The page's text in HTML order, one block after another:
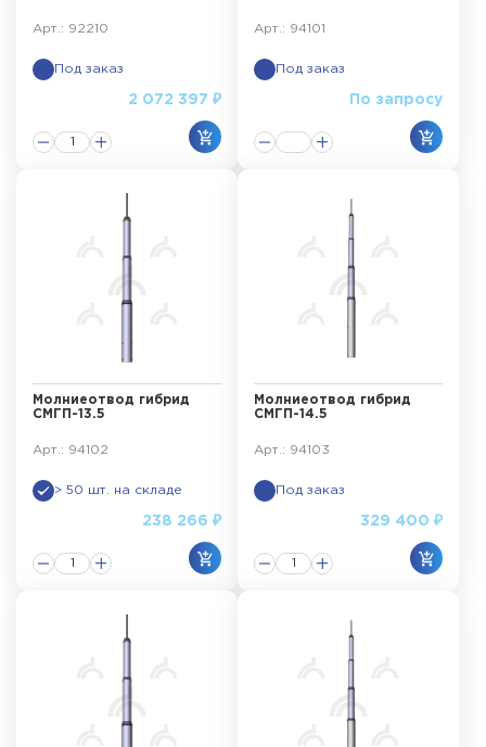
Арт.: 92210
Под заказ
2 072 397 ₽
Арт.: 94101
Под заказ
По запросу
Молниеотвод гибрид
СМГП-13.5
Арт.: 94102
> 50 шт. на складе
238 266 ₽
Молниеотвод гибрид
СМГП-14.5
Арт.: 94103
Под заказ
329 400 ₽